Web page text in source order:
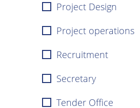
Project Design
Project operations
Recruitment
Secretary
Tender Office